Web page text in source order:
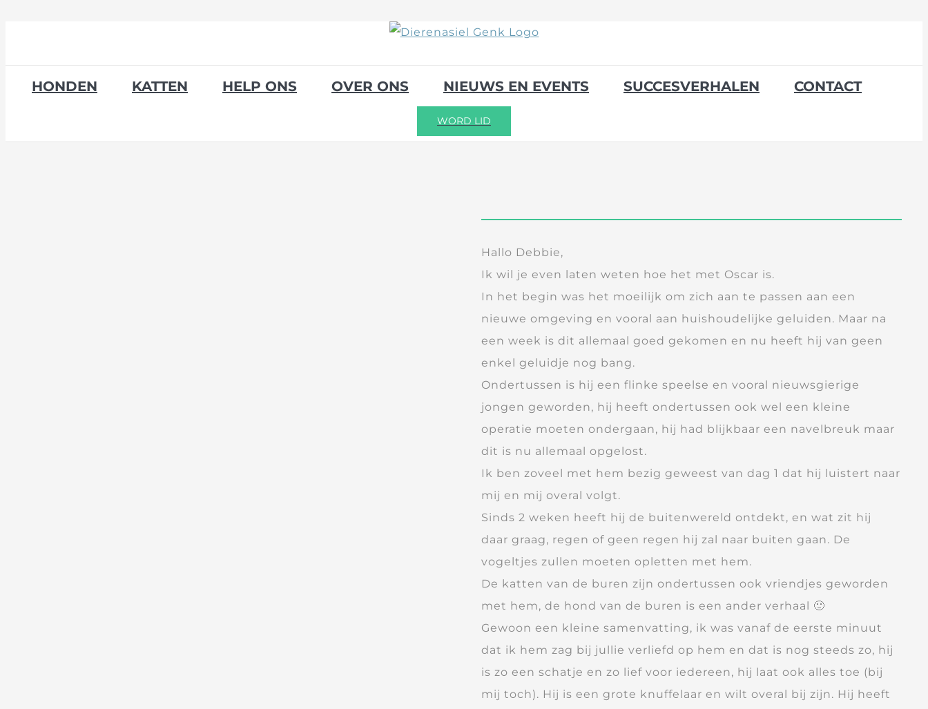
HONDEN KATTEN HELP ONS OVER ONS NIEUWS EN EVENTS SUCCESVERHALEN CONTACT
WORD LID
Hallo Debbie,
Ik wil je even laten weten hoe het met Oscar is.
In het begin was het moeilijk om zich aan te passen aan een
nieuwe omgeving en vooral aan huishoudelijke geluiden. Maar na
een week is dit allemaal goed gekomen en nu heeft hij van geen
enkel geluidje nog bang.
Ondertussen is hij een flinke speelse en vooral nieuwsgierige
jongen geworden, hij heeft ondertussen ook wel een kleine
operatie moeten ondergaan, hij had blijkbaar een navelbreuk maar
dit is nu allemaal opgelost.
Ik ben zoveel met hem bezig geweest van dag 1 dat hij luistert naar
mij en mij overal volgt.
Sinds 2 weken heeft hij de buitenwereld ontdekt, en wat zit hij
daar graag, regen of geen regen hij zal naar buiten gaan. De
vogeltjes zullen moeten opletten met hem.
De katten van de buren zijn ondertussen ook vriendjes geworden
met hem, de hond van de buren is een ander verhaal 🙂
Gewoon een kleine samenvatting, ik was vanaf de eerste minuut
dat ik hem zag bij jullie verliefd op hem en dat is nog steeds zo, hij
is zo een schatje en zo lief voor iedereen, hij laat ook alles toe (bij
mij toch). Hij is een grote knuffelaar en wilt overal bij zijn. Hij heeft